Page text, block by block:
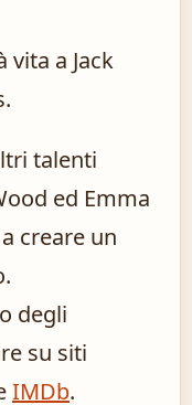
vita a Jack
talenti
ed Emma
creare un
degli
su siti
IMDb.